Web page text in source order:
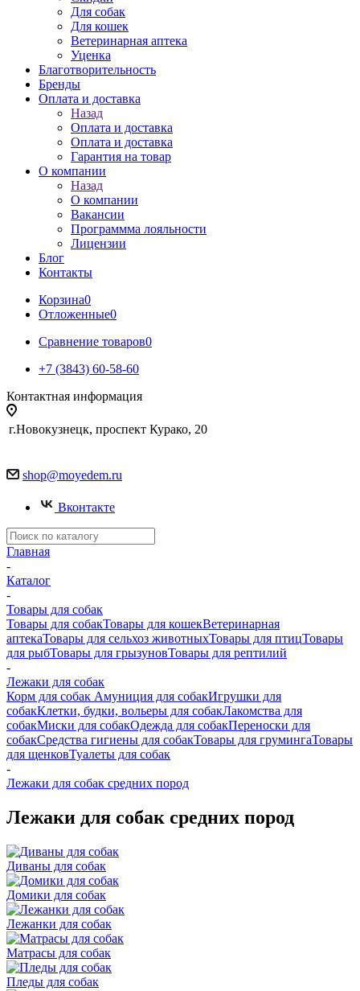
Для собак
Для кошек
Ветеринарная аптека
Уценка
Благотворительность
Бренды
Оплата и доставка
Назад
Оплата и доставка
Оплата и доставка
Гарантия на товар
О компании
Назад
О компании
Вакансии
Программма лояльности
Лицензии
Блог
Контакты
Корзина0
Отложенные0
Сравнение товаров0
+7 (3843) 60-58-60
Контактная информация
г.Новокузнецк, проспект Курако, 20
shop@moyedem.ru
Вконтакте
Главная
-
Каталог
-
Товары для собак
Товары для собакТовары для кошекВетеринарная
аптекаТовары для сельхоз животныхТовары для птицТовары
для рыбТовары для грызуновТовары для рептилий
-
Лежаки для собак
Корм для собак Амуниция для собакИгрушки для
собакКлетки, будки, вольеры для собакЛакомства для
собакМиски для собакОдежда для собакПереноски для
собакСредства гигиены для собакТовары для грумингаТовары
для щенковТуалеты для собак
-
Лежаки для собак средних пород
Лежаки для собак средних пород
Диваны для собак
Домики для собак
Лежанки для собак
Матрасы для собак
Пледы для собак